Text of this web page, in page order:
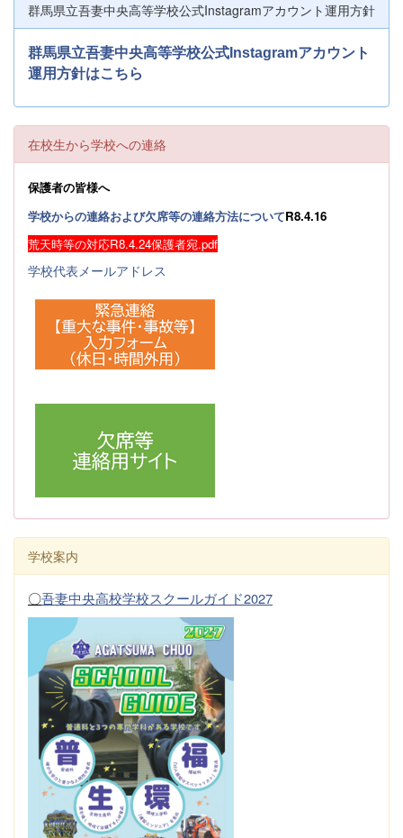
群馬県立吾妻中央高等学校公式Instagramアカウント運用方針
群馬県立吾妻中央高等学校公式Instagramアカウント
運用方針はこちら
在校生から学校への連絡
保護者の皆様へ
学校からの連絡および欠席等の連絡方法についてR8.4.16
荒天時等の対応R8.4.24保護者宛.pdf
学校代表メールアドレス
学校案内
〇吾妻中央高校学校スクールガイド2027